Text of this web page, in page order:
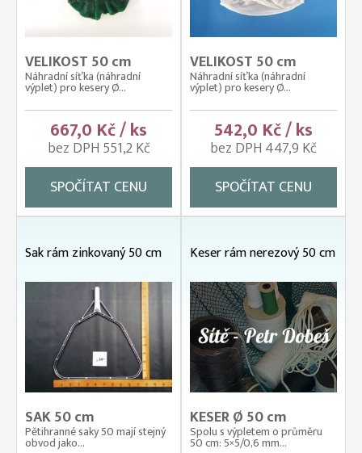
VELIKOST 50 cm
Náhradní síťka (náhradní
výplet) pro kesery Ø...
667,0 Kč / ks
bez DPH 551,2 Kč
SPOČÍTAT CENU
VELIKOST 50 cm
Náhradní síťka (náhradní
výplet) pro kesery Ø...
542,0 Kč / ks
bez DPH 447,9 Kč
SPOČÍTAT CENU
Sak rám zinkovaný 50 cm
SAK 50 cm
Pětihranné saky 50 mají stejný
obvod jako...
Keser rám nerezový 50 cm
KESER Ø 50 cm
Spolu s výpletem o průměru
50 cm: 5×5/0,6 mm...